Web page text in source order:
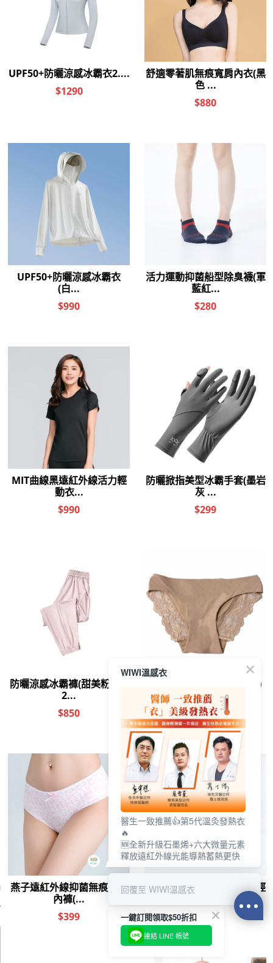
加入購物車
遠紅外線
你喜歡的分類
手套 冰霸 中腰內褲 除臭 胸墊 平口
一鍵訂閱領取$50折扣
連結 LINE 帳號
WIWI溫感衣
醫生一致推薦👍第5代溫灸發熱衣
🔥
🆕全新升級石墨烯+六大微量元素
釋放遠紅外線光能導熱蓄熱更快
回覆至 WIWI溫感衣